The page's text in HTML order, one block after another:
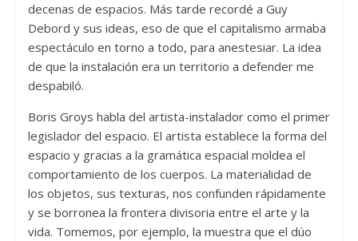
decenas de espacios. Más tarde recordé a Guy
Debord y sus ideas, eso de que el capitalismo armaba
espectáculo en torno a todo, para anestesiar. La idea
de que la instalación era un territorio a defender me
despabiló.
Boris Groys habla del artista-instalador como el primer
legislador del espacio. El artista establece la forma del
espacio y gracias a la gramática espacial moldea el
comportamiento de los cuerpos. La materialidad de
los objetos, sus texturas, nos confunden rápidamente
y se borronea la frontera divisoria entre el arte y la
vida. Tomemos, por ejemplo, la muestra que el dúo